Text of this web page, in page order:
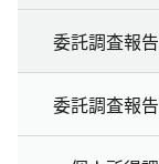
委託調査報
委託調査報